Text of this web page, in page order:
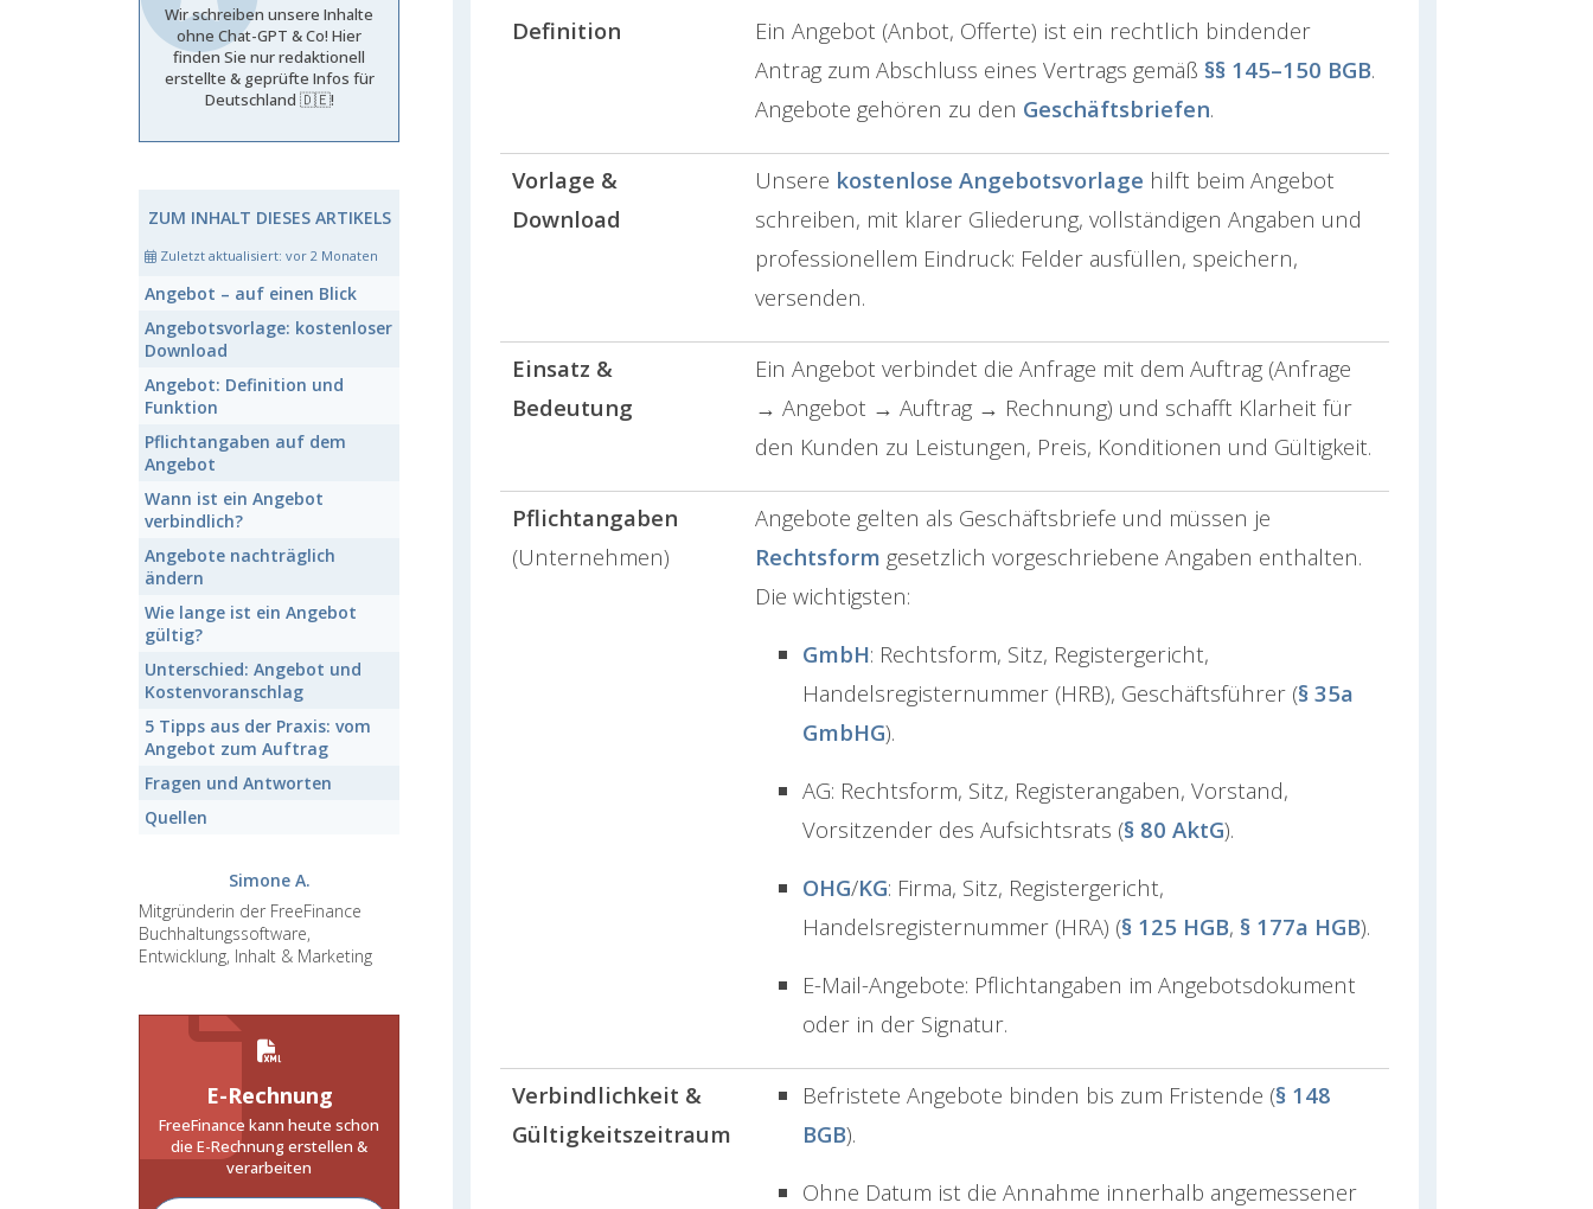
Wir schreiben unsere Inhalte
ohne Chat-GPT & Co! Hier
finden Sie nur redaktionell
erstellte & geprüfte Infos für
Deutschland 🇩🇪!
ZUM INHALT DIESES ARTIKELS
Zuletzt aktualisiert: vor 2 Monaten
Angebot – auf einen Blick
Angebotsvorlage: kostenloser
Download
Angebot: Definition und
Funktion
Pflichtangaben auf dem
Angebot
Wann ist ein Angebot
verbindlich?
Angebote nachträglich
ändern
Wie lange ist ein Angebot
gültig?
Unterschied: Angebot und
Kostenvoranschlag
5 Tipps aus der Praxis: vom
Angebot zum Auftrag
Fragen und Antworten
Quellen
Simone A.
Mitgründerin der FreeFinance
Buchhaltungssoftware,
Entwicklung, Inhalt & Marketing
E-Rechnung
FreeFinance kann heute schon
die E-Rechnung erstellen &
verarbeiten
Definition
Ein Angebot (Anbot, Offerte) ist ein rechtlich bindender
Antrag zum Abschluss eines Vertrags gemäß §§ 145–150 BGB.
Angebote gehören zu den Geschäftsbriefen.
Vorlage &
Download
Unsere kostenlose Angebotsvorlage hilft beim Angebot
schreiben, mit klarer Gliederung, vollständigen Angaben und
professionellem Eindruck: Felder ausfüllen, speichern,
versenden.
Einsatz &
Bedeutung
Ein Angebot verbindet die Anfrage mit dem Auftrag (Anfrage
→ Angebot → Auftrag → Rechnung) und schafft Klarheit für
den Kunden zu Leistungen, Preis, Konditionen und Gültigkeit.
Pflichtangaben
(Unternehmen)
Angebote gelten als Geschäftsbriefe und müssen je
Rechtsform gesetzlich vorgeschriebene Angaben enthalten.
Die wichtigsten:
GmbH: Rechtsform, Sitz, Registergericht,
Handelsregisternummer (HRB), Geschäftsführer (§ 35a
GmbHG).
AG: Rechtsform, Sitz, Registerangaben, Vorstand,
Vorsitzender des Aufsichtsrats (§ 80 AktG).
OHG/KG: Firma, Sitz, Registergericht,
Handelsregisternummer (HRA) (§ 125 HGB, § 177a HGB).
E-Mail-Angebote: Pflichtangaben im Angebotsdokument
oder in der Signatur.
Verbindlichkeit &
Gültigkeitszeitraum
Befristete Angebote binden bis zum Fristende (§ 148
BGB).
Ohne Datum ist die Annahme innerhalb angemessener